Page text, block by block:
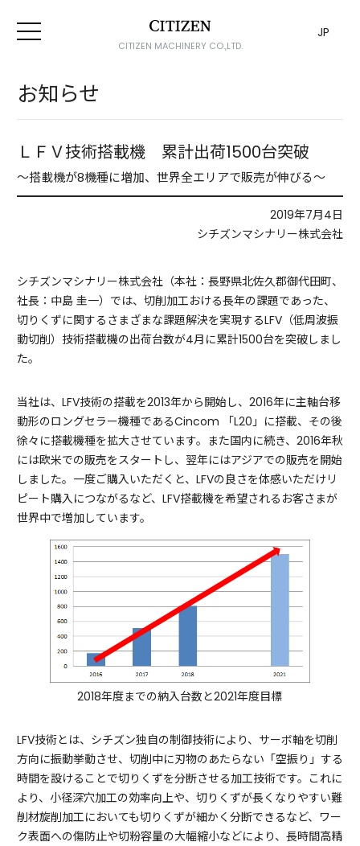
CITIZEN MACHINERY CO.,LTD.
JP
お知らせ
ＬＦＶ技術搭載機 累計出荷1500台突破
～搭載機が8機種に増加、世界全エリアで販売が伸びる～
2019年7月4日
シチズンマシナリー株式会社
シチズンマシナリー株式会社（本社：長野県北佐久郡御代田町、
社長：中島 圭一）では、切削加工おける長年の課題であった、
切りくずに関するさまざまな課題解決を実現するLFV（低周波振
動切削）技術搭載機の出荷台数が4月に累計1500台を突破しまし
た。
当社は、LFV技術の搭載を2013年から開始し、2016年に主軸台移
動形のロングセラー機種であるCincom 「L20」に搭載、その後
徐々に搭載機種を拡大させています。また国内に続き、2016年秋
には欧米での販売をスタートし、翌年にはアジアでの販売を開始
しました。一度ご購入いただくと、LFVの良さを体感いただけリ
ピート購入につながるなど、LFV搭載機を希望されるお客さまが
世界中で増加しています。
2018年度までの納入台数と2021年度目標
LFV技術とは、シチズン独自の制御技術により、サーボ軸を切削
方向に振動挙動させ、切削中に刃物のあたらない「空振り」する
時間を設けることで切りくずを分断させる加工技術です。これに
より、小径深穴加工の効率向上や、切りくずが長くなりやすい難
削材旋削加工においても切りくずが細かく分断できるなど、ワー
ク表面への傷防止や切粉容量の大幅縮小などにより、長時間高精